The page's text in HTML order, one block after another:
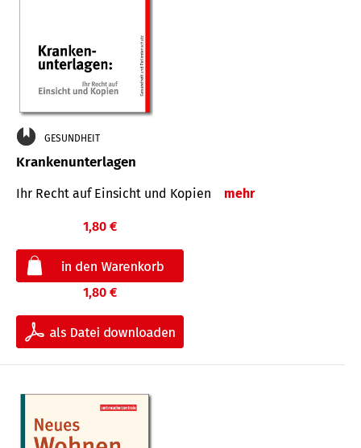
GESUNDHEIT
Krankenunterlagen
Ihr Recht auf Einsicht und Kopien mehr
1,80 €
1,80 €